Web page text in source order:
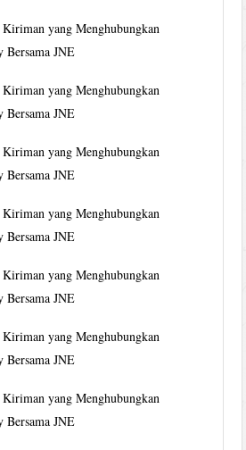
Kiriman yang Menghubungkan
JNE
Kiriman yang Menghubungkan
JNE
Kiriman yang Menghubungkan
JNE
Kiriman yang Menghubungkan
JNE
Kiriman yang Menghubungkan
JNE
Kiriman yang Menghubungkan
JNE
Kiriman yang Menghubungkan
JNE